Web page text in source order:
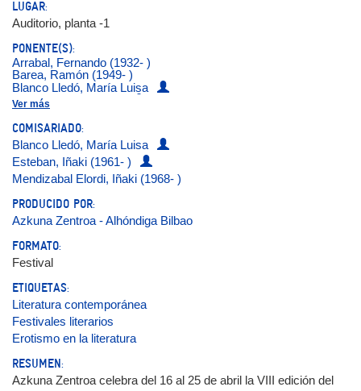
LUGAR:
Auditorio, planta -1
PONENTE(S):
Arrabal, Fernando (1932- )
Barea, Ramón (1949- )
Blanco Lledó, María Luisa
Borda, Itxaro (1959- )
Ellroy, James (1948- )
Esteban, Iñaki (1961- )
González Iglesias, Juan Antonio (1964- )
Guerra, Wendy (1970- )
Jiménez, Edorta (1953- )
Marías, Javier (1951- 2022 )
Navarro, Justo (1953- )
Osoro Igartua, Jasone (1971- )
Pombo, Álvaro (1939- )
Todorov, Tzvetan (1939-2017)
Ver más
COMISARIADO:
Blanco Lledó, María Luisa
Esteban, Iñaki (1961- )
Mendizabal Elordi, Iñaki (1968- )
PRODUCIDO POR:
Azkuna Zentroa - Alhóndiga Bilbao
FORMATO:
Festival
ETIQUETAS:
Literatura contemporánea
Festivales literarios
Erotismo en la literatura
RESUMEN:
Azkuna Zentroa celebra del 16 al 25 de abril la VIII edición del